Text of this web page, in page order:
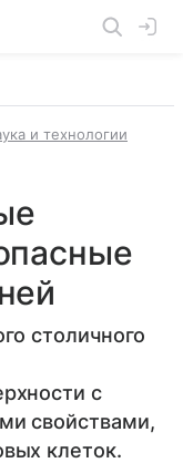
и технологии
столичного
с
свойствами,
клеток.